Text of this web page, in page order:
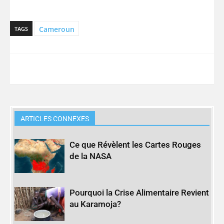
TAGS Cameroun
ARTICLES CONNEXES
Ce que Révèlent les Cartes Rouges
de la NASA
Pourquoi la Crise Alimentaire Revient
au Karamoja?